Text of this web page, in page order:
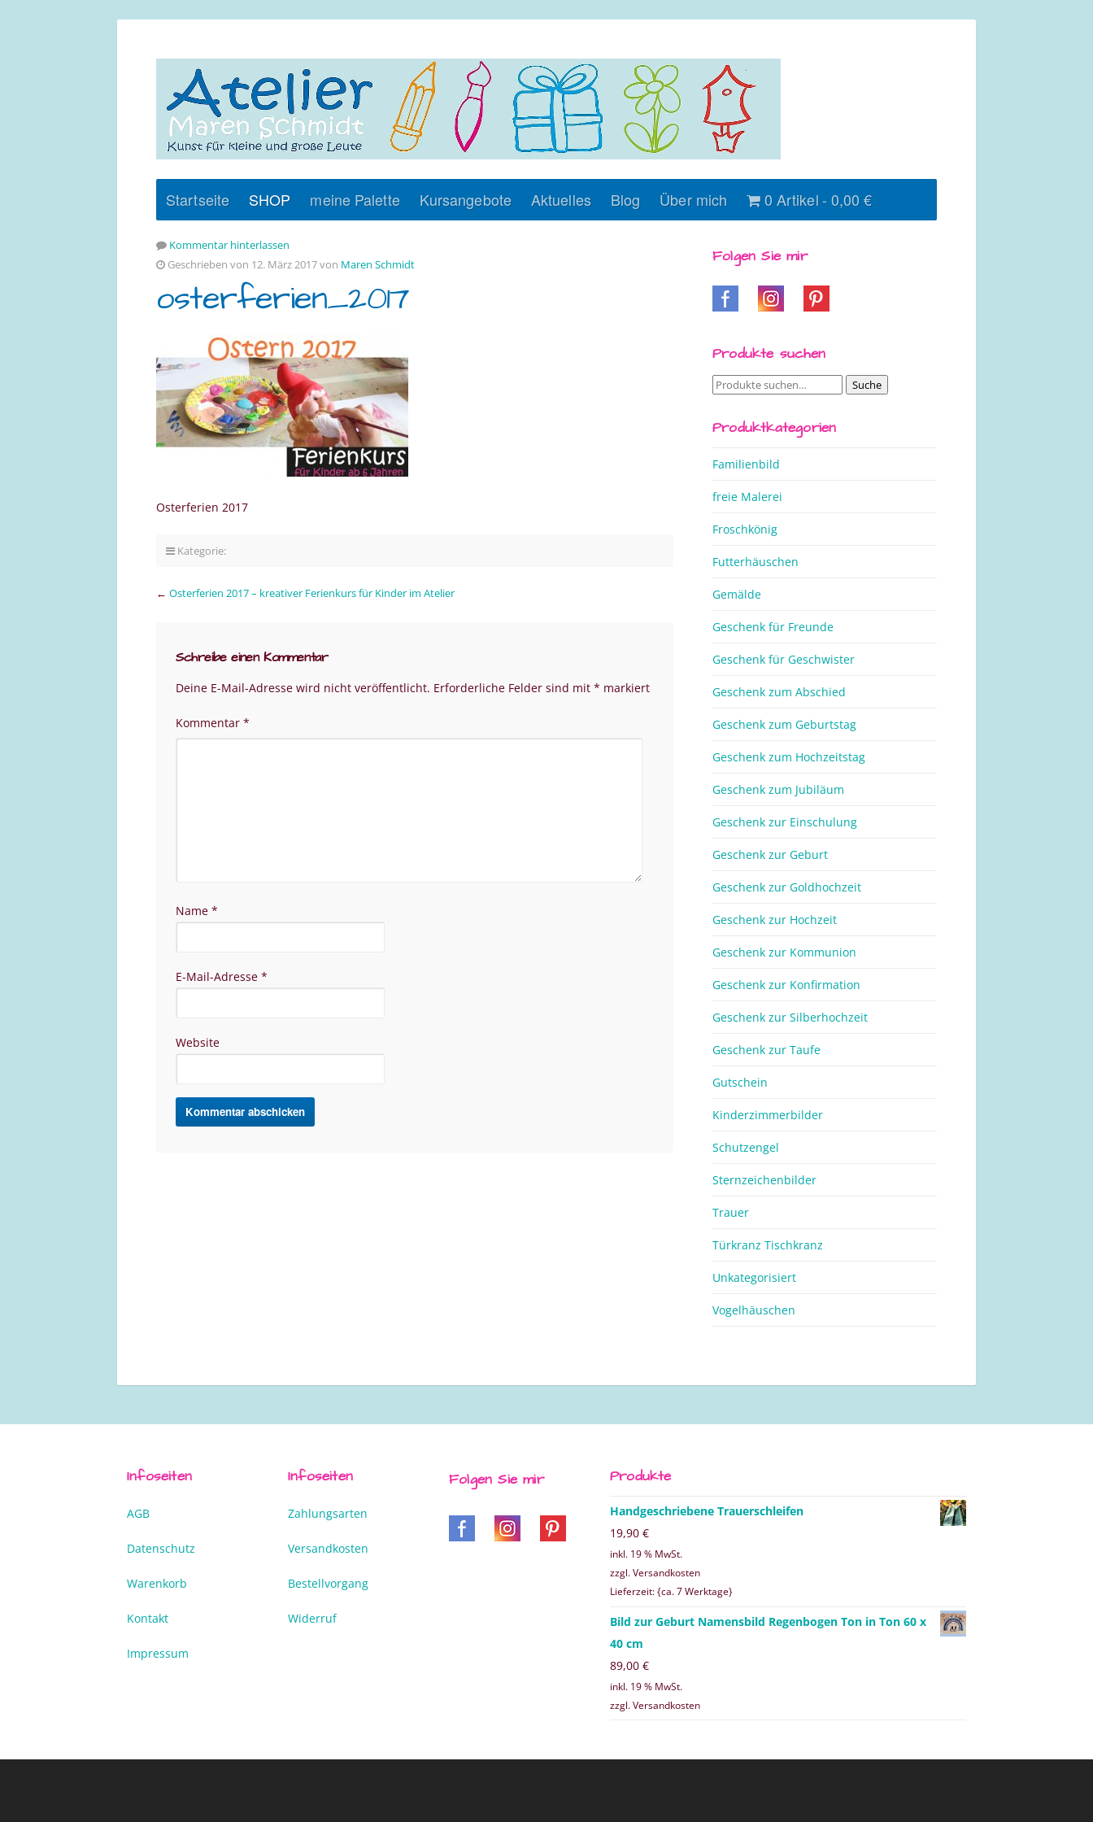
Startseite SHOP meine Palette Kursangebote Aktuelles Blog Über mich 0 Artikel 0,00 €
Kommentar hinterlassen
Geschrieben von 12. März 2017 von Maren Schmidt
osterferien_2017
Osterferien 2017
Kategorie:
← Osterferien 2017 – kreativer Ferienkurs für Kinder im Atelier
Schreibe einen Kommentar
Deine E-Mail-Adresse wird nicht veröffentlicht. Erforderliche Felder sind mit * markiert
Kommentar *
Name *
E-Mail-Adresse *
Website
Folgen Sie mir
Produkte suchen
Suche
Suche
Produktkategorien
Familienbild
freie Malerei
Froschkönig
Futterhäuschen
Gemälde
Geschenk für Freunde
Geschenk für Geschwister
Geschenk zum Abschied
Geschenk zum Geburtstag
Geschenk zum Hochzeitstag
Geschenk zum Jubiläum
Geschenk zur Einschulung
Geschenk zur Geburt
Geschenk zur Goldhochzeit
Geschenk zur Hochzeit
Geschenk zur Kommunion
Geschenk zur Konfirmation
Geschenk zur Silberhochzeit
Geschenk zur Taufe
Gutschein
Kinderzimmerbilder
Schutzengel
Sternzeichenbilder
Trauer
Türkranz Tischkranz
Unkategorisiert
Vogelhäuschen
Infoseiten
AGB
Datenschutz
Warenkorb
Kontakt
Impressum
Infoseiten
Zahlungsarten
Versandkosten
Bestellvorgang
Widerruf
Folgen Sie mir Produkte
Handgeschriebene Trauerschleifen
19,90 €
inkl. 19 % MwSt.
zzgl. Versandkosten
Lieferzeit: {ca. 7 Werktage}
Bild zur Geburt Namensbild Regenbogen Ton in Ton 60 x
40 cm
89,00 €
inkl. 19 % MwSt.
zzgl. Versandkosten